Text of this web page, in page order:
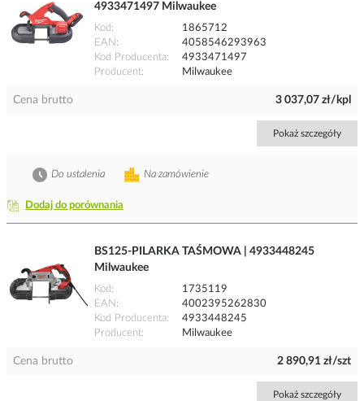
4933471497 Milwaukee
Kod
1865712
EAN
4058546293963
Kod Producenta
4933471497
Producent
Milwaukee
Cena brutto 3 037,07 zł/kpl
Pokaż szczegóły
Dodaj do porównania
Na zamówienie
Do ustalenia
BS125-PILARKA TAŚMOWA | 4933448245
Milwaukee
Kod
1735119
EAN
4002395262830
Kod Producenta
4933448245
Producent
Milwaukee
Cena brutto 2 890,91 zł/szt
Pokaż szczegóły